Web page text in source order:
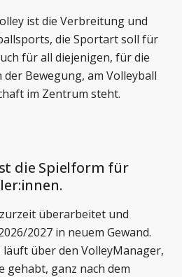
ist die Verbreitung und
die Sportart soll für
für all diejenigen, für die
der Bewegung, am Volleyball
im Zentrum steht.
die Spielform für
überarbeitet und
2027 in neuem Gewand.
läuft über den VolleyManager,
gehabt, ganz nach dem